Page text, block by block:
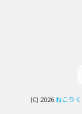
(C) 2026ねこり